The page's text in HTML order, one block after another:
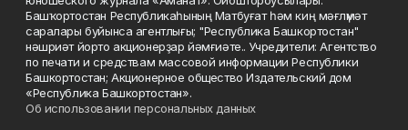
Башҡортостан Республикаһының Матбуғат һәм киң мәғлүмәт
саралары буйынса агентлығы; "Республика Башкортостан"
нәшриәт йорто акционерҙар йәмғиәте.. Учредители: Агентство
по печати и средствам массовой информации Республики
Башкортостан; Акционерное общество Издательский дом
«Республика Башкортостан».
Об использовании персональных данных